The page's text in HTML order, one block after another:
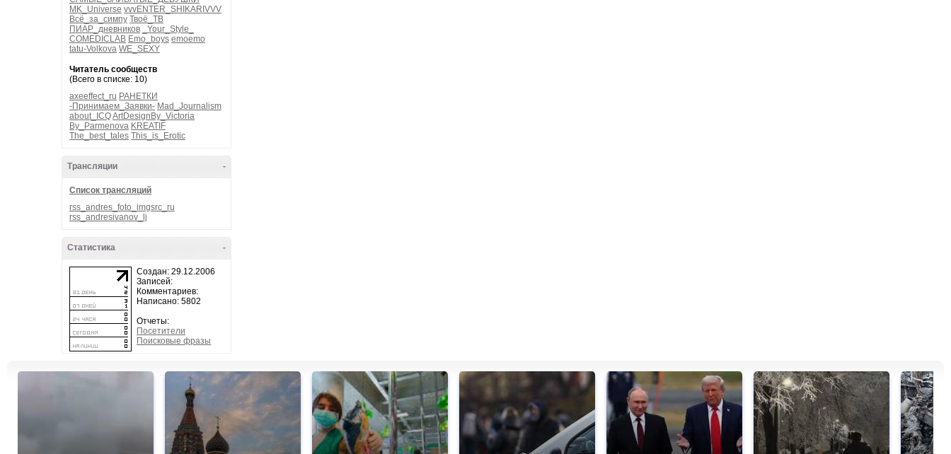
MK_Universe vvvENTER_SHIKARIVVV
Всё_за_симпу Твоё_ТВ
ПИАР_дневников
_Your_Style_
COMEDICLAB Emo_boys emoemo
tatu-Volkova WE_SEXY
Читатель сообществ
(Всего в списке: 10)
axeeffect_ru РАНЕТКИ
-Принимаем_Заявки- Mad_Journalism
about_ICQArtDesignBy_Victoria
By_Parmenova KREATIF
The_best_tales This_is_Erotic
-
Трансляции
Список трансляций
rss_andres_foto_imgsrc_ru
rss_andresivanov_lj
-
Статистика
Создан: 29.12.2006
Записей:
Комментариев:
Написано: 5802
Отчеты:
Посетители
Поисковые фразы